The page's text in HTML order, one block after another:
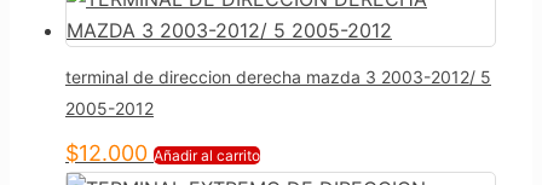
terminal de direccion derecha mazda 3 2003-2012/ 5
2005-2012
$12.000 Añadir al carrito